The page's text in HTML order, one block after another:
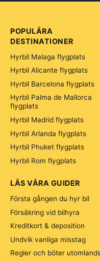
POPULÄRA
DESTINATIONER
Hyrbil Malaga flygplats
Hyrbil Alicante flygplats
Hyrbil Barcelona flygplats
Hyrbil Palma de Mallorca
flygplats
Hyrbil Madrid flygplats
Hyrbil Arlanda flygplats
Hyrbil Phuket flygplats
Hyrbil Rom flygplats
LÄS VÅRA GUIDER
Första gången du hyr bil
Försäkring vid bilhyra
Kreditkort & deposition
Undvik vanliga misstag
Regler och böter